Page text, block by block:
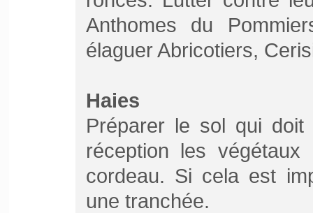
Anthomes du
élaguer Abricotiers,
Haies
Préparer le sol qui
réception les végétaux
cordeau. Si cela est
une tranchée.